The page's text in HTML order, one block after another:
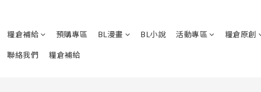
糧倉補給 預購專區 BL漫畫 BL小說 活動專區 糧倉原創
聯絡我們 糧倉補給